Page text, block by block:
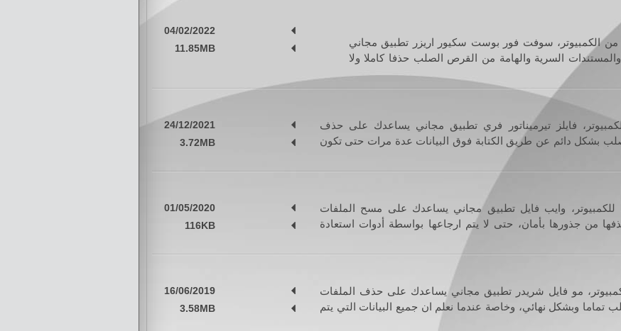
من الكمبيوتر، سوفت فور بوست سكيور اريزر تطبيق مجاني
السرية والهامة من القرص الصلب حذفا كاملا ولا
04/02/2022
11.85MB
فايلز تيرميناتور فري تطبيق مجاني يساعدك على حذف
بشكل دائم عن طريق الكتابة فوق البيانات عدة مرات حتى تكون
24/12/2021
3.72MB
وايب فايل تطبيق مجاني يساعدك على مسح الملفات
من جذورها بأمان، حتى لا يتم ارجاعها بواسطة أدوات استعادة
01/05/2020
116KB
مو فايل شريدر تطبيق مجاني يساعدك على حذف الملفات
وبشكل نهائي، وخاصة عندما نعلم ان جميع البيانات التي يتم
16/06/2019
3.58MB